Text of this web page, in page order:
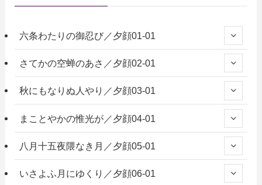
六条わたりの御忍び／夕顔01-01
さてかの空蝉のあさ／夕顔02-01
秋にもなりぬ人やり／夕顔03-01
まことやかの惟光が／夕顔04-01
八月十五夜隈なき月／夕顔05-01
いさよふ月にゆくり／夕顔06-01